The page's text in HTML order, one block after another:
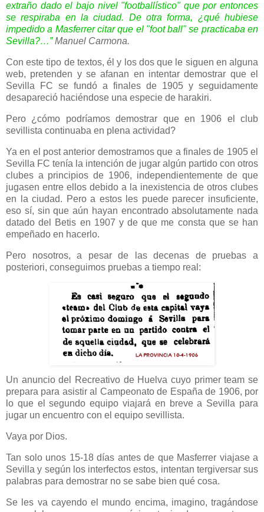
extraño dado el bajo nivel "footballístico" que por entonces
se respiraba en la ciudad. De otra forma, ¿qué hubiese
impedido a Masferrer citar que el "foot ball" se practicaba en
Sevilla?…” Manuel Carmona.
Con este tipo de textos, él y los dos que le siguen en alguna
web, pretenden y se afanan en intentar demostrar que el
Sevilla FC se fundó a finales de 1905 y seguidamente
desapareció haciéndose una especie de harakiri.
Pero ¿cómo podríamos demostrar que en 1906 el club
sevillista continuaba en plena actividad?
Ya en el post anterior demostramos que a finales de 1905 el
Sevilla FC tenía la intención de jugar algún partido con otros
clubes a principios de 1906, independientemente de que
jugasen entre ellos debido a la inexistencia de otros clubes
en la ciudad. Pero a estos les puede parecer insuficiente,
eso sí, sin que aún hayan encontrado absolutamente nada
datado del Betis en 1907 y de que me consta que se han
empeñado en hacerlo.
Pero nosotros, a pesar de las decenas de pruebas a
posteriori, conseguimos pruebas a tiempo real:
Un anuncio del Recreativo de Huelva cuyo primer team se
prepara para asistir al Campeonato de España de 1906, por
lo que el segundo equipo viajará en breve a Sevilla para
jugar un encuentro con el equipo sevillista.
Vaya por Dios.
Tan solo unos 15-18 días antes de que Masferrer viajase a
Sevilla y según los interfectos estos, intentan tergiversar sus
palabras para demostrar no se sabe bien qué cosa.
Se les va cayendo el mundo encima, imagino, tragándose